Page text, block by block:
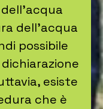
dell'acqua
dell'acqua
possibile
esiste
che è